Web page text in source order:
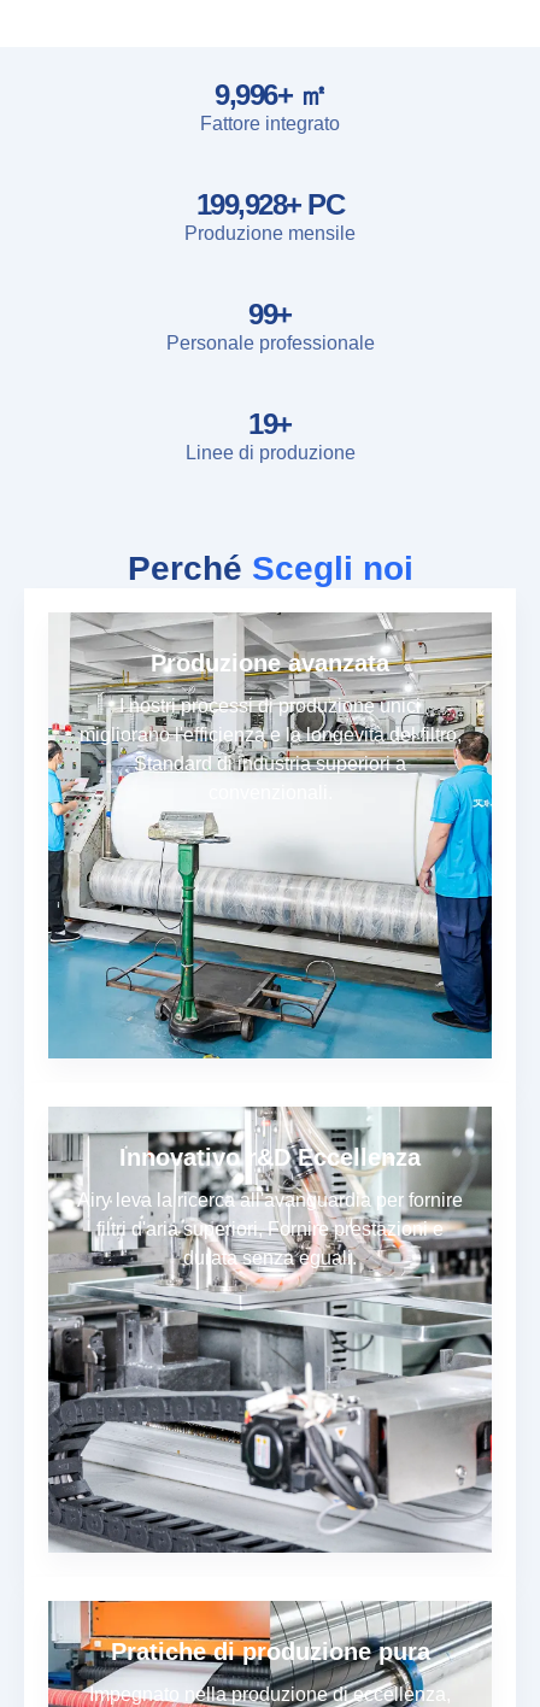
Fattore integrato
10,000+ ㎡
Produzione mensile
200,000+ PC
Personale professionale
100+
Linee di produzione
20+
Perché Scegli noi
Produzione avanzata
I nostri processi di produzione unici
migliorano l'efficienza e la longevità del filtro,
Standard di industria superiori a
Innovativo r&D Eccellenza
Airy leva la ricerca all'avanguardia per fornire
filtri d'aria superiori, Fornire prestazioni e
durata senza eguali.
Pratiche di produzione pura
Impegnato nella produzione di eccellenza,